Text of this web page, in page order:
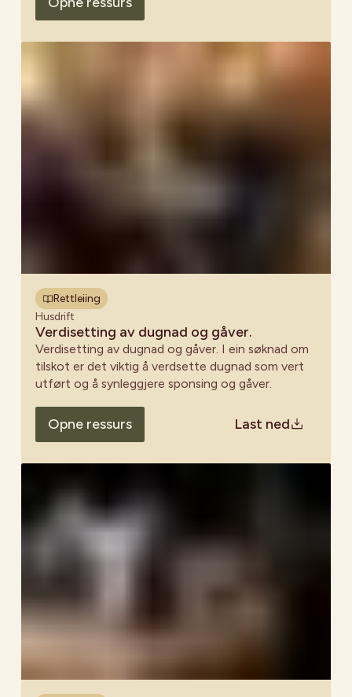
Rettleiing
Husdrift
Verdisetting av dugnad og gåver.
Verdisetting av dugnad og gåver. I ein søknad om
tilskot er det viktig å verdsette dugnad som vert
utført og å synleggjere sponsing og gåver.
Opne ressurs Last ned